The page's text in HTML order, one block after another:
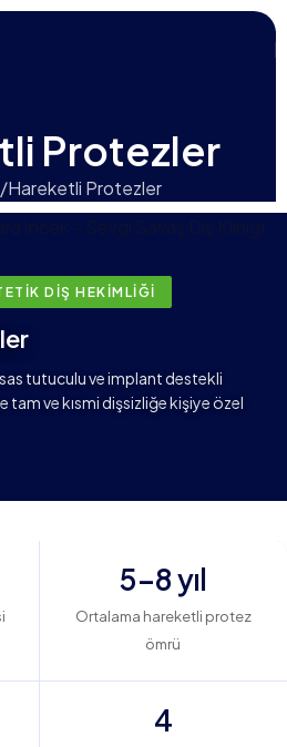
Protezler
Hareketli Protezler
DIŞ HEKIMLIĞI
tutuculu ve implant destekli
ve kısmi dişsizliğe kişiye özel
5–8 yıl
Ortalama hareketli protez
ömrü
4